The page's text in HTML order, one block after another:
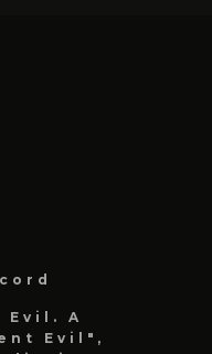
Evil. A
Evil",